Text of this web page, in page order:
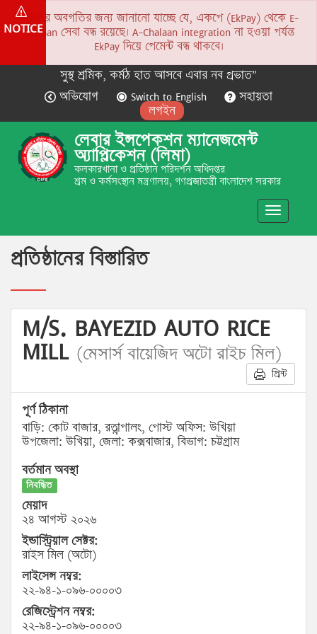
NOTICE
সকলের অবগতির জন্য জানানো যাচ্ছে যে, একপে (EkPay) থেকে E-
Chalaan সেবা বন্ধ রয়েছে। A-Chalaan integration না হওয়া পর্যন্ত
EkPay দিয়ে পেমেন্ট বন্ধ থাকবে।
সুস্থ শ্রমিক, কর্মঠ হাত আসবে এবার নব প্রভাত”
অভিযোগ
Switch to English
সহায়তা
লগইন
লেবার ইন্সপেকশন ম্যানেজমেন্ট
অ্যাপ্লিকেশন (লিমা)
কলকারখানা ও প্রতিষ্ঠান পরিদর্শন অধিদপ্তর
শ্রম ও কর্মসংস্থান মন্ত্রণালয়, গণপ্রজাতন্ত্রী বাংলাদেশ সরকার
Toggle
প্রতিষ্ঠানের বিস্তারিত
M/S. BAYEZID AUTO RICE
MILL (মেসার্স বায়েজিদ অটো রাইচ মিল)
প্রিন্ট
পূর্ণ ঠিকানা
বাড়ি: কোট বাজার, রত্নাপালং, পোস্ট অফিস: উখিয়া
উপজেলা: উখিয়া, জেলা: কক্সবাজার, বিভাগ: চট্টগ্রাম
বর্তমান অবস্থা
নিবন্ধিত
মেয়াদ
২৪ আগস্ট ২০২৬
ইন্ডাস্ট্রিয়াল সেক্টর:
রাইস মিল (অটো)
লাইসেন্স নম্বর:
২২-৯৪-১-০৯৬-০০০০৩
রেজিস্ট্রেশন নম্বর:
২২-৯৪-১-০৯৬-০০০০৩